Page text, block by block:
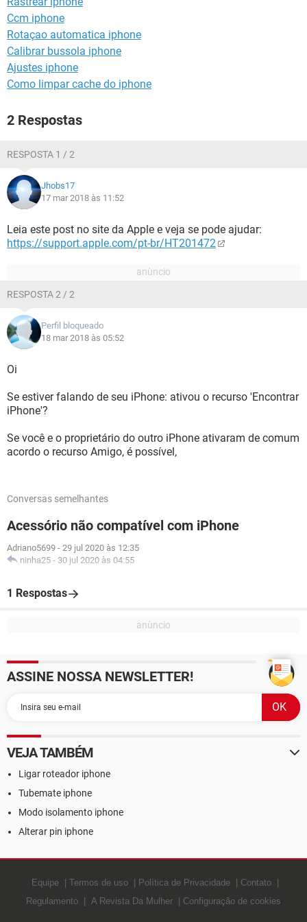
GUIA DE COMPRAS
Ccm iphone
Rotaçao automatica iphone
Calibrar bussola iphone
Ajustes iphone
Como limpar cache do iphone
2 Respostas
RESPOSTA 1 / 2
Jhobs17
17 mar 2018 às 11:52
Leia este post no site da Apple e veja se pode ajudar:
https://support.apple.com/pt-br/HT201472
RESPOSTA 2 / 2
Perfil bloqueado
18 mar 2018 às 05:52
Oi
Se estiver falando de seu iPhone: ativou o recurso 'Encontrar
iPhone'?
Se você e o proprietário do outro iPhone ativaram de comum
acordo o recurso Amigo, é possível,
Conversas semelhantes
Acessório não compatível com iPhone
Adriano5699 - 29 jul 2020 às 12:35
ninha25 - 30 jul 2020 às 04:55
1 Respostas
ASSINE NOSSA NEWSLETTER!
VEJA TAMBÉM
Ligar roteador iphone
Tubemate iphone
Modo isolamento iphone
Alterar pin iphone
Equipe Termos de uso Política de Privacidade
Contato
Regulamento
A Revista Da Mulher Configuração de cookies